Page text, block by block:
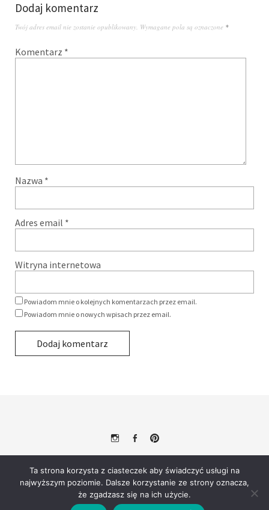
Dodaj komentarz
Twój adres email nie zostanie opublikowany. Wymagane pola są oznaczone *
Komentarz *
Nazwa *
Adres email *
Witryna internetowa
Powiadom mnie o kolejnych komentarzach przez email.
Powiadom mnie o nowych wpisach przez email.
InstagramFacebookPinterest
Powered byWordPressTheme: Weta byElmastudio.
Ta strona korzysta z ciasteczek aby świadczyć usługi na
najwyższym poziomie. Dalsze korzystanie ze strony oznacza,
że zgadzasz się na ich użycie.